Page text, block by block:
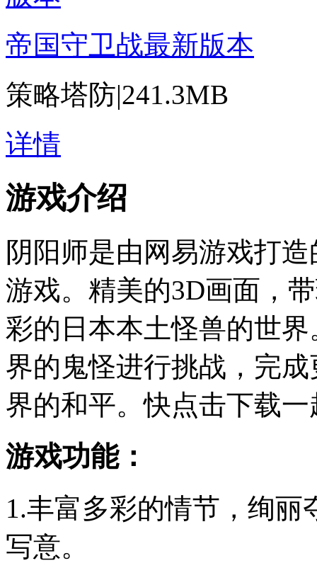
帝国守卫战最新版本
策略塔防|241.3MB
详情
游戏介绍
阴阳师是由网易游戏打
游戏。精美的3D画面，
彩的日本本土怪兽的世
界的鬼怪进行挑战，完
界的和平。快点击下载
游戏功能：
1.丰富多彩的情节，绚
写意。